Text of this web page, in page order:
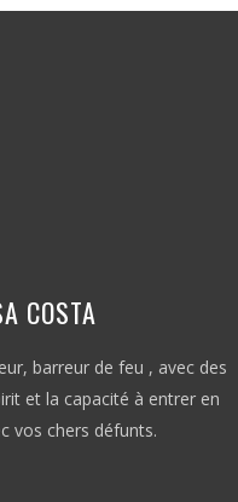
COSTA
barreur de feu , avec des
et la capacité à entrer en
vos chers défunts.